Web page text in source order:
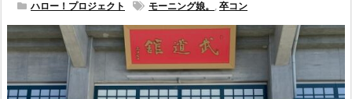
ハロー！プロジェクト
モーニング娘。 ,卒コン